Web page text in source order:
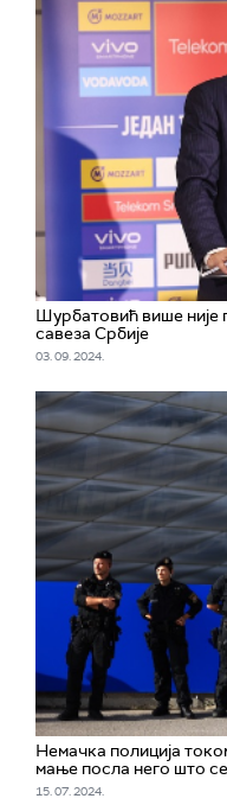
Шурбатовић више није
савеза Србије
03. 09. 2024.
Немачка полиција
мање посла него што
15. 07. 2024.